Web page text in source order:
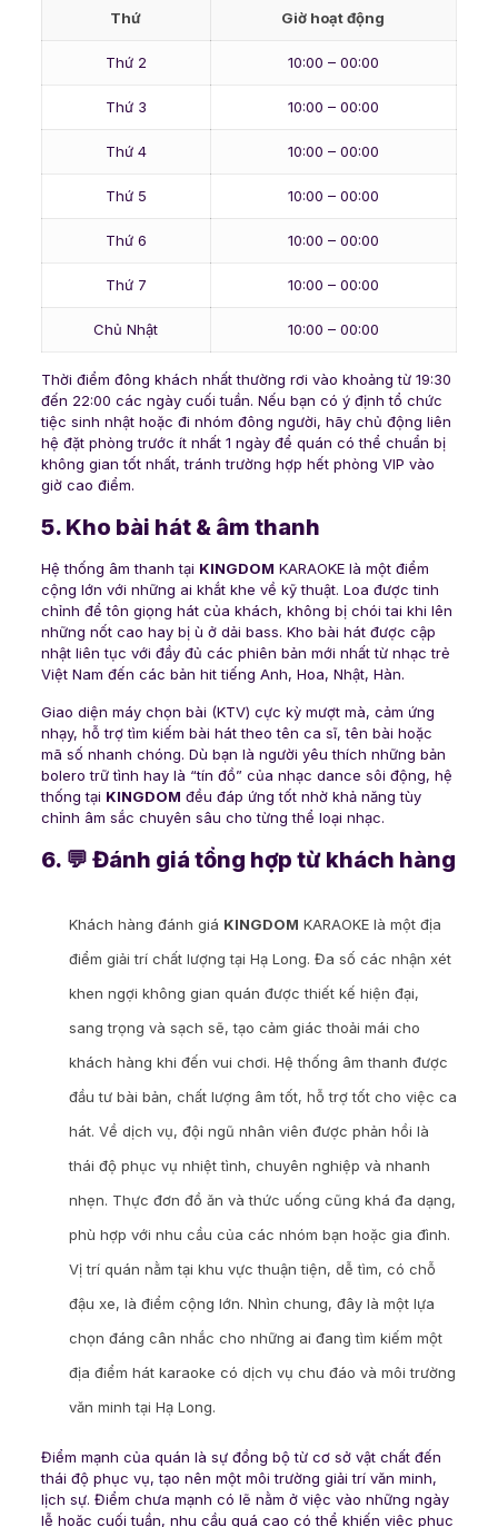
Thứ Giờ hoạt động
Thứ 2 10:00 – 00:00
Thứ 3 10:00 – 00:00
Thứ 4 10:00 – 00:00
Thứ 5 10:00 – 00:00
Thứ 6 10:00 – 00:00
Thứ 7 10:00 – 00:00
Chủ Nhật 10:00 – 00:00
Thời điểm đông khách nhất thường rơi vào khoảng từ 19:30
đến 22:00 các ngày cuối tuần. Nếu bạn có ý định tổ chức
tiệc sinh nhật hoặc đi nhóm đông người, hãy chủ động liên
hệ đặt phòng trước ít nhất 1 ngày để quán có thể chuẩn bị
không gian tốt nhất, tránh trường hợp hết phòng VIP vào
giờ cao điểm.
5. Kho bài hát & âm thanh
Hệ thống âm thanh tại KINGDOM KARAOKE là một điểm
cộng lớn với những ai khắt khe về kỹ thuật. Loa được tinh
chỉnh để tôn giọng hát của khách, không bị chói tai khi lên
những nốt cao hay bị ù ở dải bass. Kho bài hát được cập
nhật liên tục với đầy đủ các phiên bản mới nhất từ nhạc trẻ
Việt Nam đến các bản hit tiếng Anh, Hoa, Nhật, Hàn.
Giao diện máy chọn bài (KTV) cực kỳ mượt mà, cảm ứng
nhạy, hỗ trợ tìm kiếm bài hát theo tên ca sĩ, tên bài hoặc
mã số nhanh chóng. Dù bạn là người yêu thích những bản
bolero trữ tình hay là “tín đồ” của nhạc dance sôi động, hệ
thống tại KINGDOM đều đáp ứng tốt nhờ khả năng tùy
chỉnh âm sắc chuyên sâu cho từng thể loại nhạc.
6. 💬 Đánh giá tổng hợp từ khách hàng
Khách hàng đánh giá KINGDOM KARAOKE là một địa
điểm giải trí chất lượng tại Hạ Long. Đa số các nhận xét
khen ngợi không gian quán được thiết kế hiện đại,
sang trọng và sạch sẽ, tạo cảm giác thoải mái cho
khách hàng khi đến vui chơi. Hệ thống âm thanh được
đầu tư bài bản, chất lượng âm tốt, hỗ trợ tốt cho việc ca
hát. Về dịch vụ, đội ngũ nhân viên được phản hồi là
thái độ phục vụ nhiệt tình, chuyên nghiệp và nhanh
nhẹn. Thực đơn đồ ăn và thức uống cũng khá đa dạng,
phù hợp với nhu cầu của các nhóm bạn hoặc gia đình.
Vị trí quán nằm tại khu vực thuận tiện, dễ tìm, có chỗ
đậu xe, là điểm cộng lớn. Nhìn chung, đây là một lựa
chọn đáng cân nhắc cho những ai đang tìm kiếm một
địa điểm hát karaoke có dịch vụ chu đáo và môi trường
văn minh tại Hạ Long.
Điểm mạnh của quán là sự đồng bộ từ cơ sở vật chất đến
thái độ phục vụ, tạo nên một môi trường giải trí văn minh,
lịch sự. Điểm chưa mạnh có lẽ nằm ở việc vào những ngày
lễ hoặc cuối tuần, nhu cầu quá cao có thể khiến việc phục